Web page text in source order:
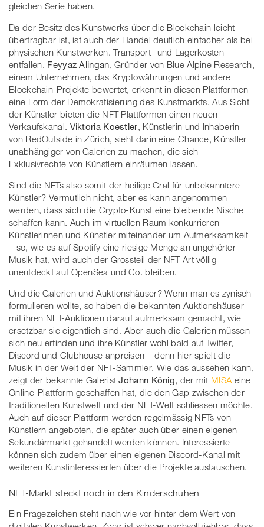
gleichen Serie haben.
Da der Besitz des Kunstwerks über die Blockchain leicht
übertragbar ist, ist auch der Handel deutlich einfacher als bei
physischen Kunstwerken. Transport- und Lagerkosten
entfallen. Feyyaz Alingan, Gründer von Blue Alpine Research,
einem Unternehmen, das Kryptowährungen und andere
Blockchain-Projekte bewertet, erkennt in diesen Plattformen
eine Form der Demokratisierung des Kunstmarkts. Aus Sicht
der Künstler bieten die NFT-Plattformen einen neuen
Verkaufskanal. Viktoria Koestler, Künstlerin und Inhaberin
von RedOutside in Zürich, sieht darin eine Chance, Künstler
unabhängiger von Galerien zu machen, die sich
Exklusivrechte von Künstlern einräumen lassen.
Sind die NFTs also somit der heilige Gral für unbekanntere
Künstler? Vermutlich nicht, aber es kann angenommen
werden, dass sich die Crypto-Kunst eine bleibende Nische
schaffen kann. Auch im virtuellen Raum konkurrieren
Künstlerinnen und Künstler miteinander um Aufmerksamkeit
– so, wie es auf Spotify eine riesige Menge an ungehörter
Musik hat, wird auch der Grossteil der NFT Art völlig
unentdeckt auf OpenSea und Co. bleiben.
Und die Galerien und Auktionshäuser? Wenn man es zynisch
formulieren wollte, so haben die bekannten Auktionshäuser
mit ihren NFT-Auktionen darauf aufmerksam gemacht, wie
ersetzbar sie eigentlich sind. Aber auch die Galerien müssen
sich neu erfinden und ihre Künstler wohl bald auf Twitter,
Discord und Clubhouse anpreisen – denn hier spielt die
Musik in der Welt der NFT-Sammler. Wie das aussehen kann,
zeigt der bekannte GaleristJohann König, der mit MISA eine
Online-Plattform geschaffen hat, die den Gap zwischen der
traditionellen Kunstwelt und der NFT-Welt schliessen möchte.
Auch auf dieser Plattform werden regelmässig NFTs von
Künstlern angeboten, die später auch über einen eigenen
Sekundärmarkt gehandelt werden können. Interessierte
können sich zudem über einen eigenen Discord-Kanal mit
weiteren Kunstinteressierten über die Projekte austauschen.
NFT-Markt steckt noch in den Kinderschuhen
Ein Fragezeichen steht nach wie vor hinter dem Wert von